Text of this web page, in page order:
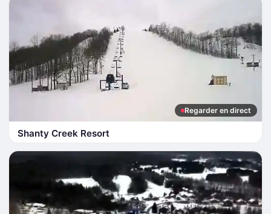
Regarder en direct
Shanty Creek Resort